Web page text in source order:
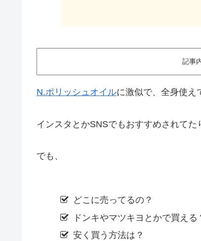
記事
N.ポリッシュオイルに激似で、全身使え
インスタとかSNSでもおすすめされてた
でも、
どこに売ってるの？
ドンキやマツキヨとかで買える
安く買う方法は？